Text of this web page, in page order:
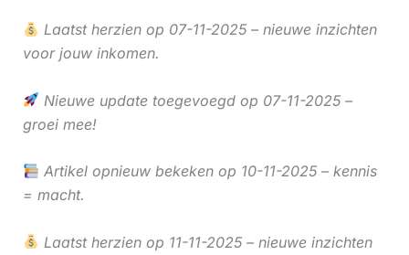
Laatst herzien op 07-11-2025 – nieuwe inzichten
voor jouw inkomen.
Nieuwe update toegevoegd op 07-11-2025 –
groei mee!
Artikel opnieuw bekeken op 10-11-2025 – kennis
= macht.
Laatst herzien op 11-11-2025 – nieuwe inzichten